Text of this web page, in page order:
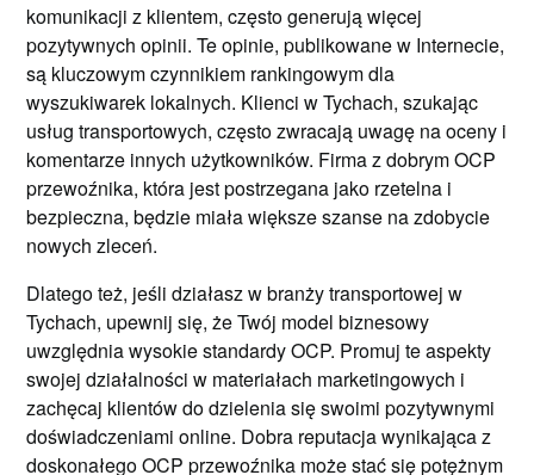
komunikacji z klientem, często generują więcej
pozytywnych opinii. Te opinie, publikowane w Internecie,
są kluczowym czynnikiem rankingowym dla
wyszukiwarek lokalnych. Klienci w Tychach, szukając
usług transportowych, często zwracają uwagę na oceny i
komentarze innych użytkowników. Firma z dobrym OCP
przewoźnika, która jest postrzegana jako rzetelna i
bezpieczna, będzie miała większe szanse na zdobycie
nowych zleceń.
Dlatego też, jeśli działasz w branży transportowej w
Tychach, upewnij się, że Twój model biznesowy
uwzględnia wysokie standardy OCP. Promuj te aspekty
swojej działalności w materiałach marketingowych i
zachęcaj klientów do dzielenia się swoimi pozytywnymi
doświadczeniami online. Dobra reputacja wynikająca z
doskonałego OCP przewoźnika może stać się potężnym